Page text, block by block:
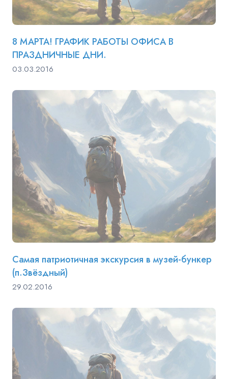
8 МАРТА! ГРАФИК РАБОТЫ ОФИСА В
ПРАЗДНИЧНЫЕ ДНИ.
03.03.2016
Самая патриотичная экскурсия в музей-бункер
(п.Звёздный)
29.02.2016